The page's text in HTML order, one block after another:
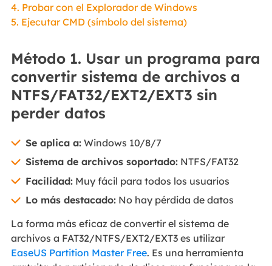
4. Probar con el Explorador de Windows
5. Ejecutar CMD (símbolo del sistema)
Método 1. Usar un programa para
convertir sistema de archivos a
NTFS/FAT32/EXT2/EXT3 sin
perder datos
Se aplica a:Windows 10/8/7
Sistema de archivos soportado:NTFS/FAT32
Facilidad:Muy fácil para todos los usuarios
Lo más destacado:No hay pérdida de datos
La forma más eficaz de convertir el sistema de
archivos a FAT32/NTFS/EXT2/EXT3 es utilizar
EaseUS Partition Master Free. Es una herramienta